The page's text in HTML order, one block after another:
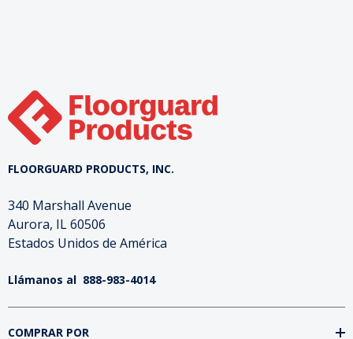
FLOORGUARD PRODUCTS, INC.
340 Marshall Avenue
Aurora, IL 60506
Estados Unidos de América
Llámanos al 888-983-4014
COMPRAR POR